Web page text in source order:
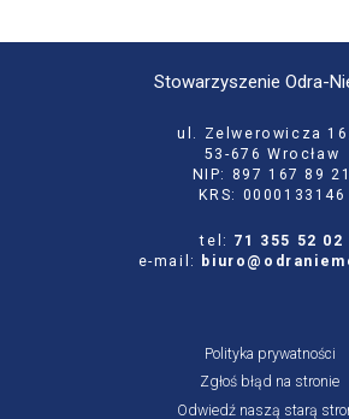
Stowarzyszenie Odra-
ul. Zelwerowicza
53-676 Wrocław
NIP: 897 167 89 21
KRS: 0000133146
tel: 71 355 52 02
e-mail:
Polityka prywatności
Zgłoś błąd na stronie
Odwiedź naszą starą